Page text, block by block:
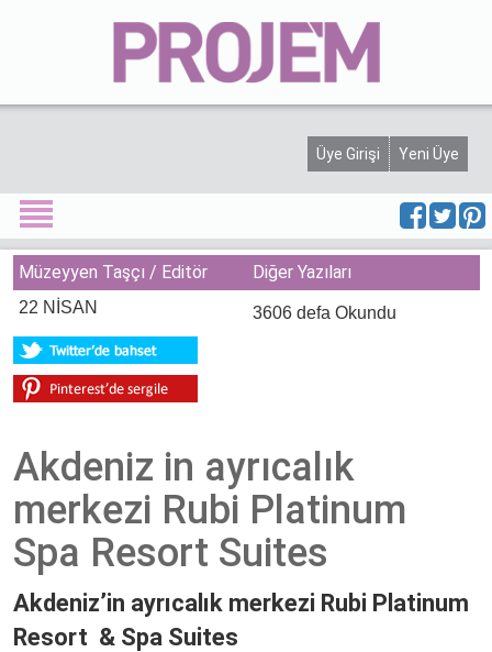
Projem Dergisi
Künye
Etkinlik
Yarışma
Yeni Proje
Söyleşi
Köşe Yazısı
Yorumlar
Mimarlar
Üye Girişi Yeni Üye
Müzeyyen Taşçı / Editör Diğer Yazıları
22 NİSAN 3606 defa Okundu
Akdeniz in ayrıcalık
merkezi Rubi Platinum
Spa Resort Suites
Akdeniz’in ayrıcalık merkezi Rubi Platinum
Resort & Spa Suites